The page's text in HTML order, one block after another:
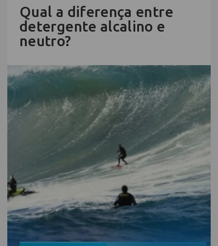
Qual a diferença entre
detergente alcalino e
neutro?